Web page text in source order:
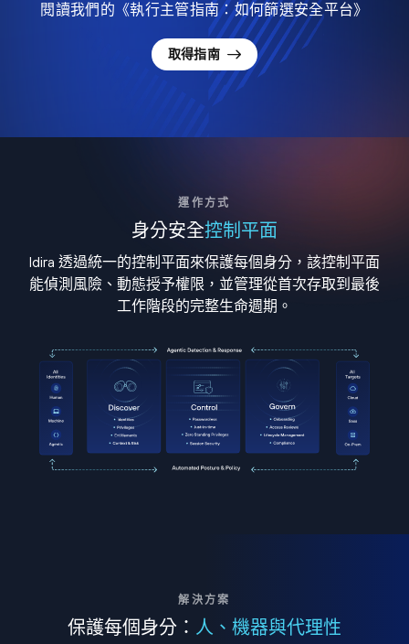
閱讀我們的《執行主管指南：如何篩選安全平台》
取得指南
運作方式
身分安全控制平面
Idira 透過統一的控制平面來保護每個身分，該控制平面
能偵測風險、動態授予權限，並管理從首次存取到最後
工作階段的完整生命週期。
解決方案
保護每個身分： 人、機器與代理性